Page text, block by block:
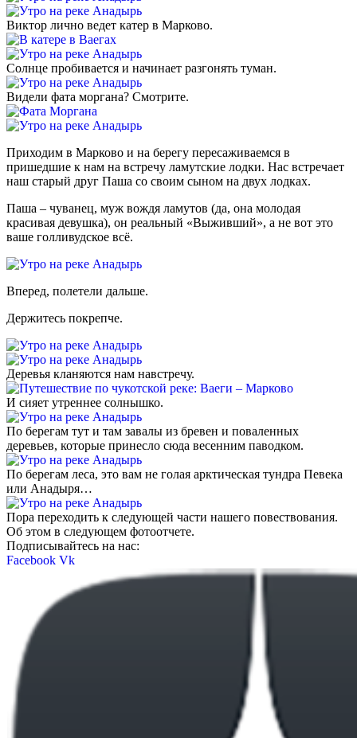
Виктор лично ведет катер в Марково.
Солнце пробивается и начинает разгонять туман.
Видели фата моргана? Смотрите.
Приходим в Марково и на берегу пересаживаемся в
пришедшие к нам на встречу ламутские лодки. Нас встречает
наш старый друг Паша со своим сыном на двух лодках.
Паша – чуванец, муж вождя ламутов (да, она молодая
красивая девушка), он реальный «Выживший», а не вот это
ваше голливудское всё.
Вперед, полетели дальше.
Держитесь покрепче.
Деревья кланяются нам навстречу.
И сияет утреннее солнышко.
По берегам тут и там завалы из бревен и поваленных
деревьев, которые принесло сюда весенним паводком.
По берегам леса, это вам не голая арктическая тундра Певека
или Анадыря…
Пора переходить к следующей части нашего повествования.
Об этом в следующем фотоотчете.
Подписывайтесь на нас:
Facebook Vk